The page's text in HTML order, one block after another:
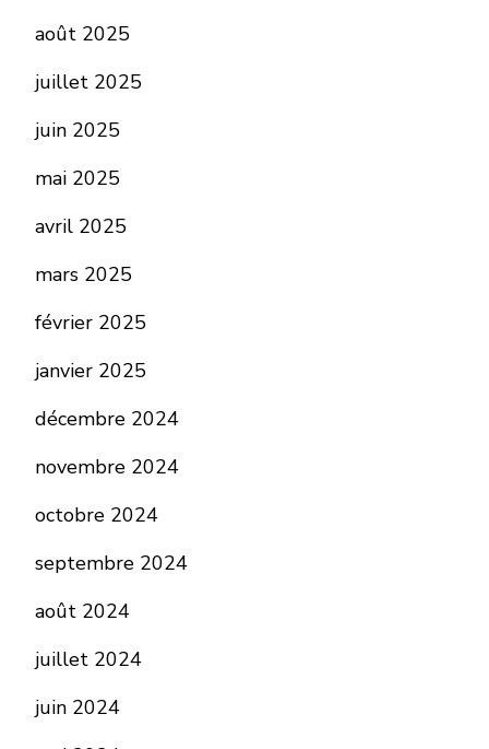
août 2025
juillet 2025
juin 2025
mai 2025
avril 2025
mars 2025
février 2025
janvier 2025
décembre 2024
novembre 2024
octobre 2024
septembre 2024
août 2024
juillet 2024
juin 2024